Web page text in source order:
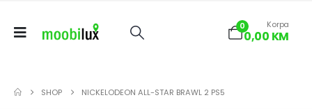
0 Korpa
0,00 KM
SHOP NICKELODEON ALL-STAR BRAWL 2 PS5